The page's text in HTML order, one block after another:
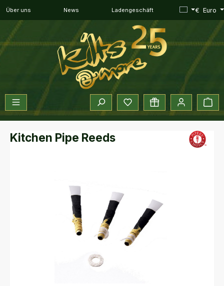
Zum Hauptinhalt springen
Über uns News Ladengeschäft € Euro
Du hast 0 Produkte auf dem
Kitchen Pipe Reeds